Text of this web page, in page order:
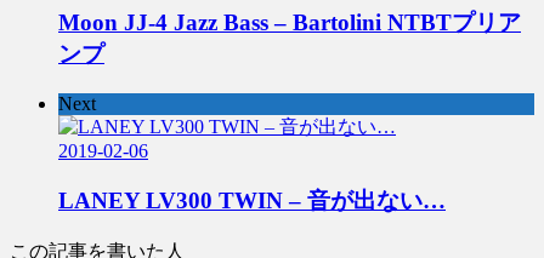
Moon JJ-4 Jazz Bass – Bartolini NTBTプリア
ンプ
Next
2019-02-06
LANEY LV300 TWIN – 音が出ない…
この記事を書いた人